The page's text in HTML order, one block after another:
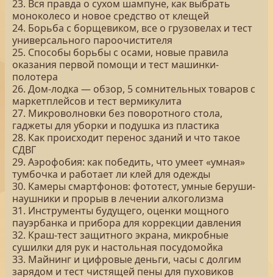
23. Вся правда о сухом шампуне, как выбрать
моноколесо и новое средство от клещей
24. Борьба с борщевиком, все о грузовелах и тест
универсального пароочистителя
25. Способы борьбы с осами, новые правила
оказания первой помощи и тест машинки-
полотера
26. Дом-лодка — обзор, 5 сомнительных товаров с
маркетплейсов и тест вермикулита
27. Микроволновки без поворотного стола,
гаджеты для уборки и подушка из пластика
28. Как происходит перенос зданий и что такое
СДВГ
29. Аэрофобия: как победить, что умеет «умная»
тумбочка и работает ли клей для одежды
30. Камеры смартфонов: фототест, умные беруши-
наушники и прорыв в лечении алкоголизма
31. Инструменты будущего, оценки мощного
пауэрбанка и прибора для коррекции давления
32. Краш-тест защитного экрана, микробные
сушилки для рук и настольная посудомойка
33. Майнинг и цифровые деньги, часы с долгим
зарядом и тест чистящей пены для пуховиков